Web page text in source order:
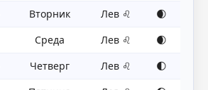
Вторник Лев ♌
🌒
Среда Лев ♌
🌒
Четверг Лев ♌
🌓